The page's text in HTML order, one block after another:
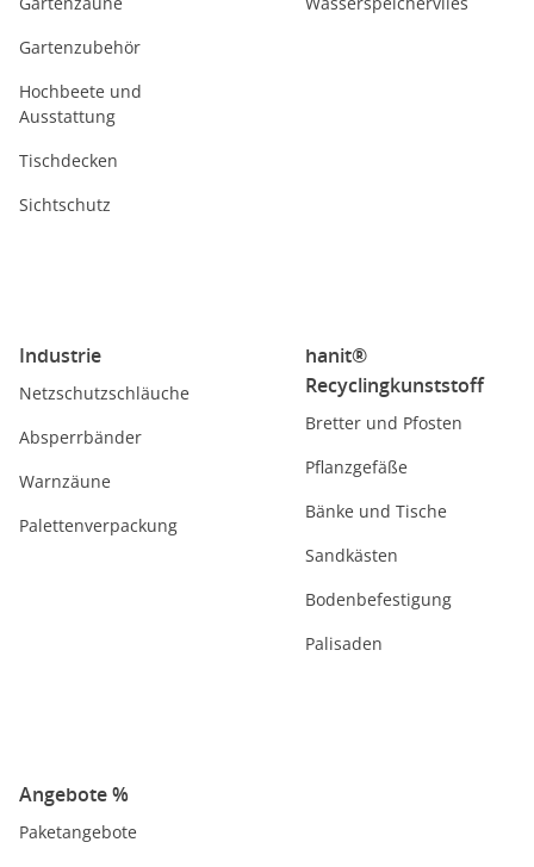
Gartenzubehör
Hochbeete und
Ausstattung
Tischdecken
Sichtschutz
Industrie
Netzschutzschläuche
Absperrbänder
Warnzäune
Palettenverpackung
hanit®
Recyclingkunststoff
Bretter und Pfosten
Pflanzgefäße
Bänke und Tische
Sandkästen
Bodenbefestigung
Palisaden
Angebote %
Paketangebote